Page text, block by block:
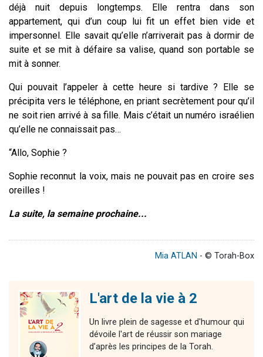
déjà nuit depuis longtemps. Elle rentra dans son
appartement, qui d’un coup lui fit un effet bien vide et
impersonnel. Elle savait qu’elle n’arriverait pas à dormir de
suite et se mit à défaire sa valise, quand son portable se
mit à sonner.
Qui pouvait l’appeler à cette heure si tardive ? Elle se
précipita vers le téléphone, en priant secrètement pour qu’il
ne soit rien arrivé à sa fille. Mais c’était un numéro israélien
qu’elle ne connaissait pas…
“Allo, Sophie ?
Sophie reconnut la voix, mais ne pouvait pas en croire ses
oreilles !
La suite, la semaine prochaine...
Mia ATLAN - © Torah-Box
L'art de la vie à 2
Un livre plein de sagesse et d'humour qui
dévoile l'art de réussir son mariage
d’après les principes de la Torah.